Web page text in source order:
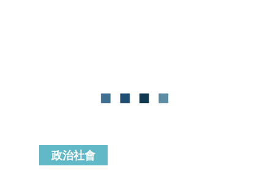
政治社會